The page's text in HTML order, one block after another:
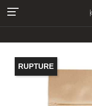
RUPTURE